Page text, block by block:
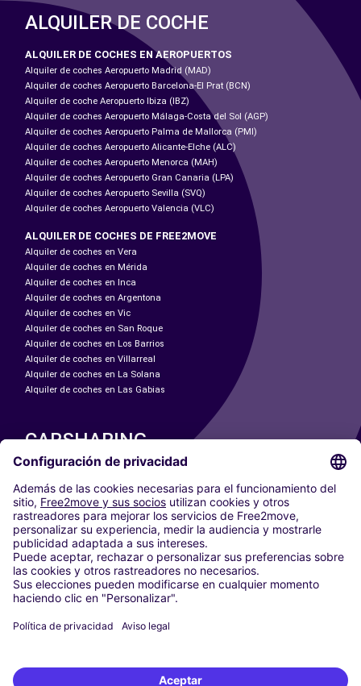
ALQUILER DE COCHE
ALQUILER DE COCHES EN AEROPUERTOS
Alquiler de coches Aeropuerto Madrid (MAD)
Alquiler de coches Aeropuerto Barcelona-El Prat (BCN)
Alquiler de coche Aeropuerto Ibiza (IBZ)
Alquiler de coches Aeropuerto Málaga-Costa del Sol (AGP)
Alquiler de coches Aeropuerto Palma de Mallorca (PMI)
Alquiler de coches Aeropuerto Alicante-Elche (ALC)
Alquiler de coches Aeropuerto Menorca (MAH)
Alquiler de coches Aeropuerto Gran Canaria (LPA)
Alquiler de coches Aeropuerto Sevilla (SVQ)
Alquiler de coches Aeropuerto Valencia (VLC)
ALQUILER DE COCHES DE FREE2MOVE
Alquiler de coches en Vera
Alquiler de coches en Mérida
Alquiler de coches en Inca
Alquiler de coches en Argentona
Alquiler de coches en Vic
Alquiler de coches en San Roque
Alquiler de coches en Los Barrios
Alquiler de coches en Villarreal
Alquiler de coches en La Solana
Alquiler de coches en Las Gabias
CARSHARING
NUESTRAS CIUDADES
Paris
Madrid
Washington DC
Milán
Roma
Turín
Viena
Berlín
Düsseldorf